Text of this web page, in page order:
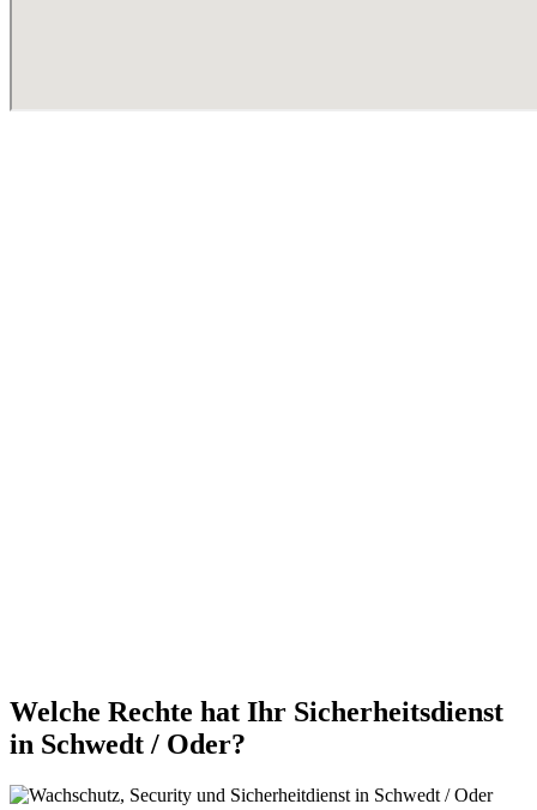
Welche Rechte hat Ihr Sicherheitsdienst
in Schwedt / Oder?